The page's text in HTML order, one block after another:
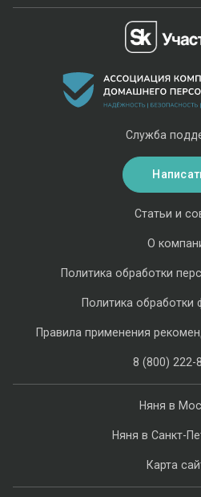
Няня в
Няня в Санкт-
Карта
Статьи и
О
Политика обработки
Политика обработки
Правила применения
8 (800) 222-
Служба